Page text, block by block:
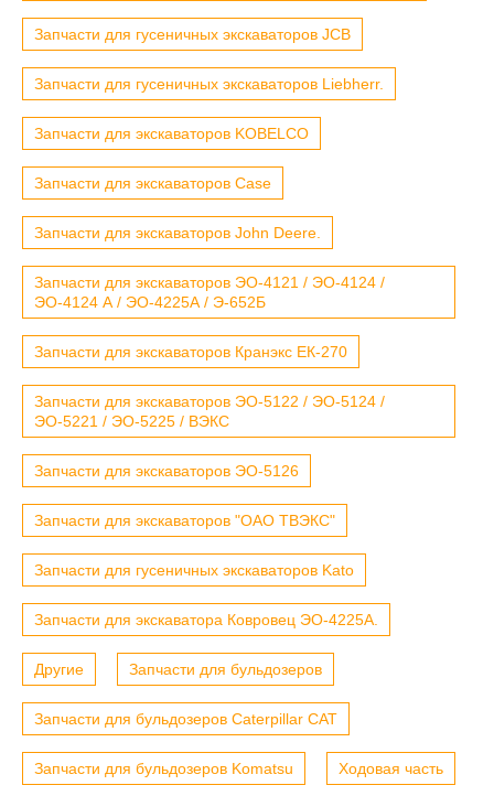
Запчасти для гусеничных экскаваторов JCB
Запчасти для гусеничных экскаваторов Liebherr.
Запчасти для экскаваторов KOBELCO
Запчасти для экскаваторов Case
Запчасти для экскаваторов John Deere.
Запчасти для экскаваторов ЭО-4121 / ЭО-4124 /
ЭО-4124 А / ЭО-4225А / Э-652Б
Запчасти для экскаваторов Кранэкс ЕК-270
Запчасти для экскаваторов ЭО-5122 / ЭО-5124 /
ЭО-5221 / ЭО-5225 / ВЭКС
Запчасти для экскаваторов ЭО-5126
Запчасти для экскаваторов "ОАО ТВЭКС"
Запчасти для гусеничных экскаваторов Kato
Запчасти для экскаватора Ковровец ЭО-4225А.
Другие Запчасти для бульдозеров
Запчасти для бульдозеров Caterpillar CAT
Запчасти для бульдозеров Komatsu Ходовая часть